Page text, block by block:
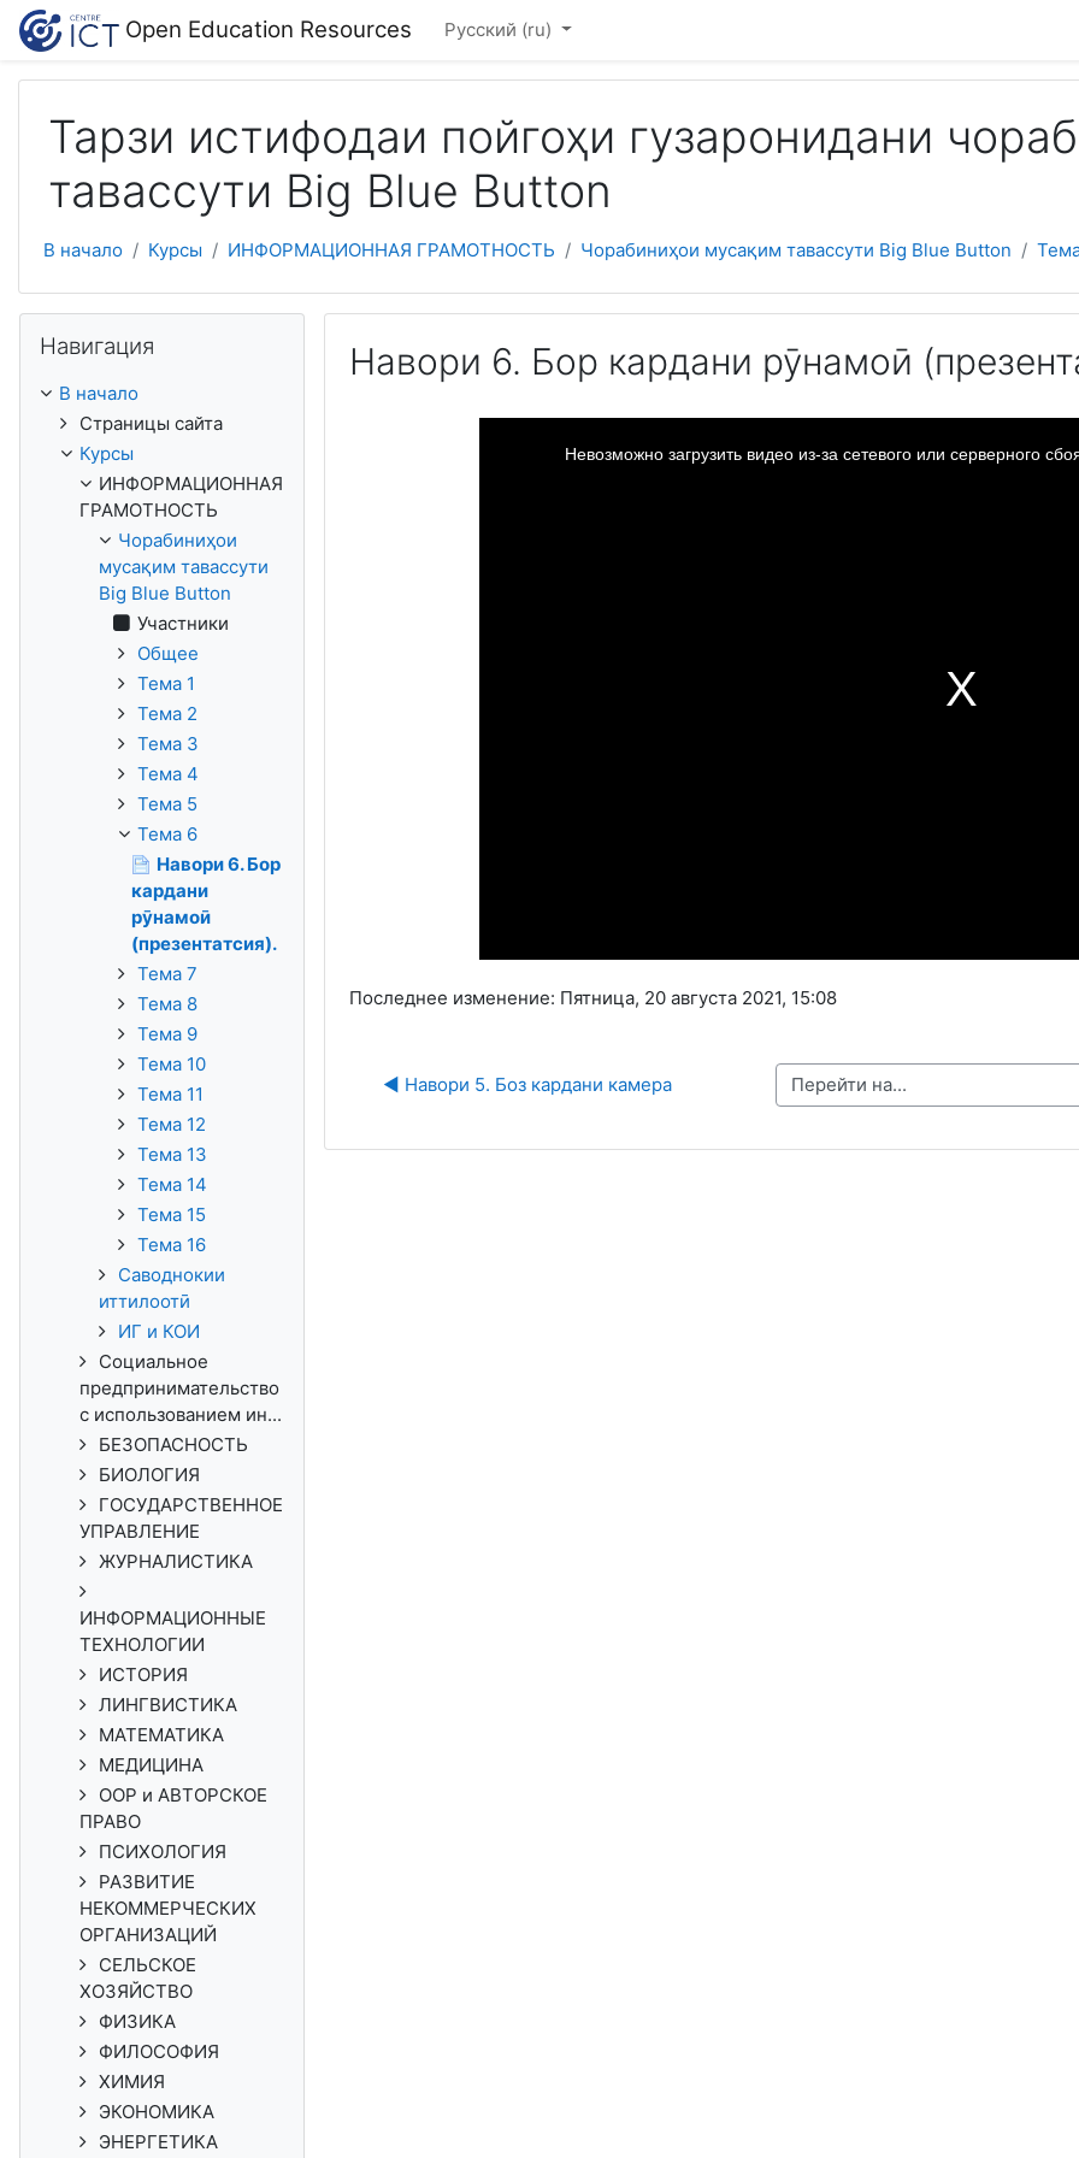
Перейти к основному содержанию
Open Education Resources Русский ‎(ru)‎
Тарзи истифодаи пойгоҳи гузаронидани
тавассути Big Blue Button
В начало Курсы ИНФОРМАЦИОННАЯ ГРАМОТНОСТЬ Чорабиниҳои мусақим тавассути Big Blue Button
Навори 6. Бор кардани рӯнамоӣ
Невозможно загрузить видео из-за сетевого или серверного
Последнее изменение: Пятница, 20 августа 2021, 15:08
◀︎ Навори 5. Боз кардани камера Перейти на...
Навигация
В начало
Страницы сайта
Курсы
ИНФОРМАЦИОННАЯ
ГРАМОТНОСТЬ
Чорабиниҳои
мусақим тавассути
Big Blue Button
Участники
Общее
Тема 1
Тема 2
Тема 3
Тема 4
Тема 5
Тема 6
Навори 6. Бор
кардани
рӯнамоӣ
(презентатсия).
Тема 7
Тема 8
Тема 9
Тема 10
Тема 11
Тема 12
Тема 13
Тема 14
Тема 15
Тема 16
Саводнокии
иттилоотӣ
ИГ и КОИ
Социальное
предпринимательство
с использованием ин...
БЕЗОПАСНОСТЬ
БИОЛОГИЯ
ГОСУДАРСТВЕННОЕ
УПРАВЛЕНИЕ
ЖУРНАЛИСТИКА
ИНФОРМАЦИОННЫЕ
ТЕХНОЛОГИИ
ИСТОРИЯ
ЛИНГВИСТИКА
МАТЕМАТИКА
МЕДИЦИНА
ООР и АВТОРСКОЕ
ПРАВО
ПСИХОЛОГИЯ
РАЗВИТИЕ
НЕКОММЕРЧЕСКИХ
ОРГАНИЗАЦИЙ
СЕЛЬСКОЕ
ХОЗЯЙСТВО
ФИЗИКА
ФИЛОСОФИЯ
ХИМИЯ
ЭКОНОМИКА
ЭНЕРГЕТИКА